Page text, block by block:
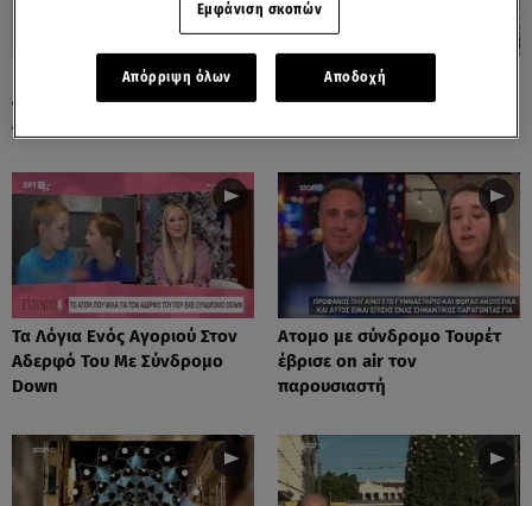
Παίζει Ντραμς Και Τους
Αφήνει Όλους Με Το Στόμα
Ανοιχτό
Στα Λευκά Γαλλία Και
Κωνσταντινούπολη
Τα Λόγια Ενός Αγοριού Στον
Αδερφό Του Με Σύνδρομο
Down
Ατομο με σύνδρομο Τουρέτ
έβρισε on air τον
παρουσιαστή
Εμφάνιση σκοπών
Απόρριψη όλων Αποδοχή